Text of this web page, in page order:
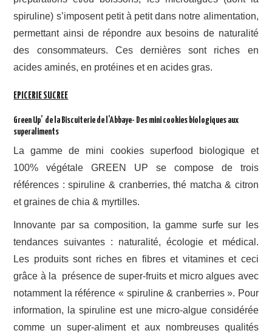
spiruline) s’imposent petit à petit dans notre alimentation,
permettant ainsi de répondre aux besoins de naturalité
des consommateurs. Ces dernières sont riches en
acides aminés, en protéines et en acides gras.
EPICERIE SUCREE
Green Up’ de la Biscuiterie de l’Abbaye- Des mini cookies biologiques aux
superaliments
La gamme de mini cookies superfood biologique et
100% végétale GREEN UP se compose de trois
références : spiruline & cranberries, thé matcha & citron
et graines de chia & myrtilles.
Innovante par sa composition, la gamme surfe sur les
tendances suivantes : naturalité, écologie et médical.
Les produits sont riches en fibres et vitamines et ceci
grâce à la présence de super-fruits et micro algues avec
notamment la référence « spiruline & cranberries ». Pour
information, la spiruline est une micro-algue considérée
comme un super-aliment et aux nombreuses qualités